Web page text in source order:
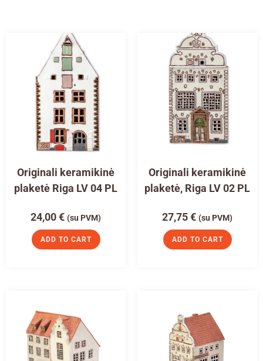
Originali keramikinė
plaketė Riga LV 04 PL
24,00€ (su PVM)
ADD TO CART
Originali keramikinė
plaketė, Riga LV 02 PL
27,75€ (su PVM)
ADD TO CART